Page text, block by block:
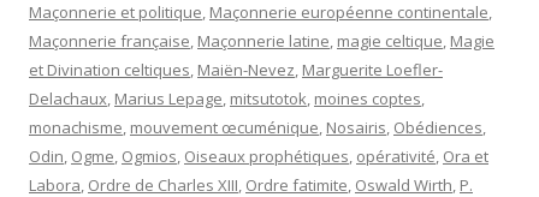
Maçonnerie et politique, Maçonnerie européenne continentale,
Maçonnerie française, Maçonnerie latine, magie celtique, Magie
et Divination celtiques, Maiën-Nevez, Marguerite Loefler-
Delachaux, Marius Lepage, mitsutotok, moines coptes,
monachisme, mouvement œcuménique, Nosairis, Obédiences,
Odin, Ogme, Ogmios, Oiseaux prophétiques, opérativité, Ora et
Labora, Ordre de Charles XIII, Ordre fatimite, Oswald Wirth, P.